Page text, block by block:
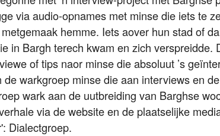
via audio-opnames met minse die iets te
hemme. Iets aover hun stad of
in Bargh terech kwam en zich verspreidde.
of tips naor minse die absoluut ’s
warkgroep minse die aan interviews en
wark aan de uutbreiding van Barghse
via de website en de plaatselijke
Dialectgroep.